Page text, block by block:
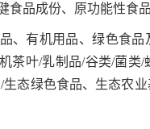
食品成份、原功能性食
、有机用品、绿色食
茶叶/乳制品/谷类/菌类
态绿色食品、生态农